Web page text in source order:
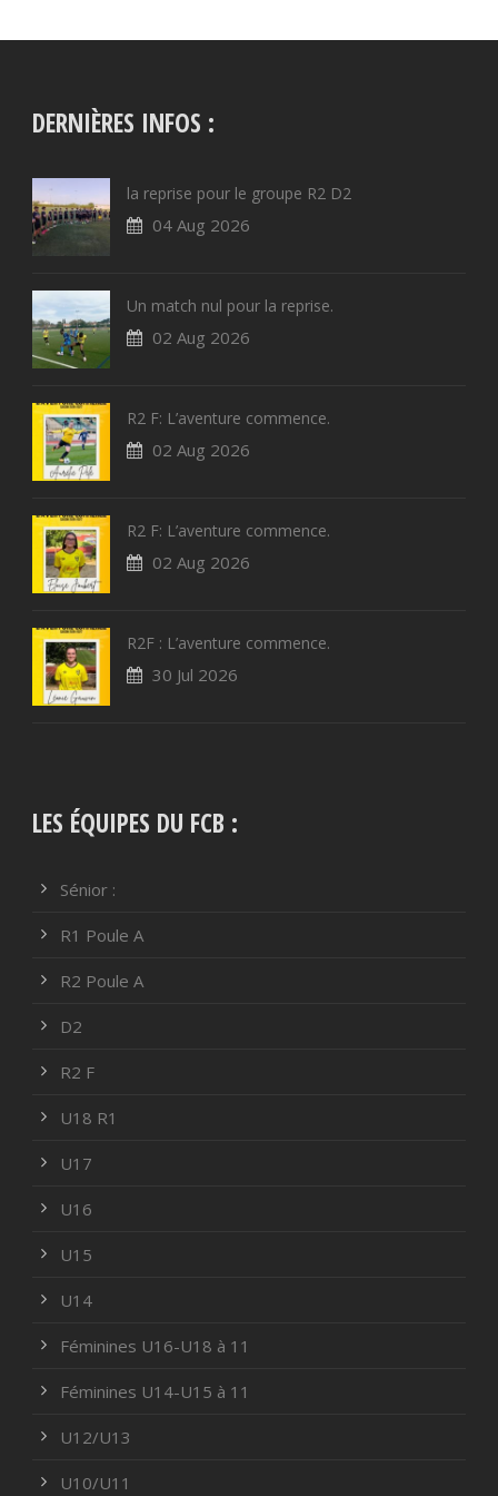
DERNIÈRES INFOS :
la reprise pour le groupe R2 D2
04 Aug 2026
Un match nul pour la reprise.
02 Aug 2026
R2 F: L’aventure commence.
02 Aug 2026
R2 F: L’aventure commence.
02 Aug 2026
R2F : L’aventure commence.
30 Jul 2026
LES ÉQUIPES DU FCB :
Sénior :
R1 Poule A
R2 Poule A
D2
R2 F
U18 R1
U17
U16
U15
U14
Féminines U16-U18 à 11
Féminines U14-U15 à 11
U12/U13
U10/U11